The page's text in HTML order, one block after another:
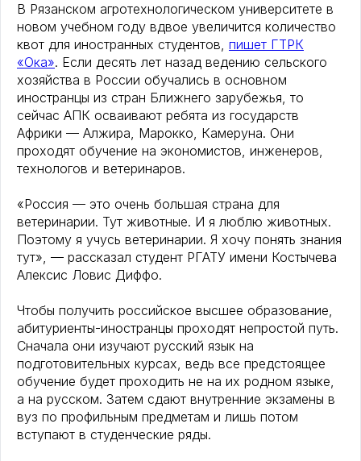
В Рязанском агротехнологическом университете в
новом учебном году вдвое увеличится количество
квот для иностранных студентов, пишет ГТРК
«Ока». Если десять лет назад ведению сельского
хозяйства в России обучались в основном
иностранцы из стран Ближнего зарубежья, то
сейчас АПК осваивают ребята из государств
Африки — Алжира, Марокко, Камеруна. Они
проходят обучение на экономистов, инженеров,
технологов и ветеринаров.
«Россия — это очень большая страна для
ветеринарии. Тут животные. И я люблю животных.
Поэтому я учусь ветеринарии. Я хочу понять знания
тут», — рассказал студент РГАТУ имени Костычева
Алексис Ловис Диффо.
Чтобы получить российское высшее образование,
абитуриенты-иностранцы проходят непростой путь.
Сначала они изучают русский язык на
подготовительных курсах, ведь все предстоящее
обучение будет проходить не на их родном языке,
а на русском. Затем сдают внутренние экзамены в
вуз по профильным предметам и лишь потом
вступают в студенческие ряды.